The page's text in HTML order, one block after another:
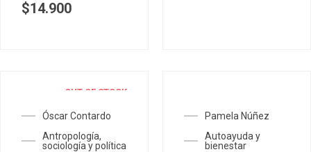
$14.900
OUT OF STOCK
Óscar Contardo
Antropología,
sociología y política
Pamela Núñez
Autoayuda y
bienestar